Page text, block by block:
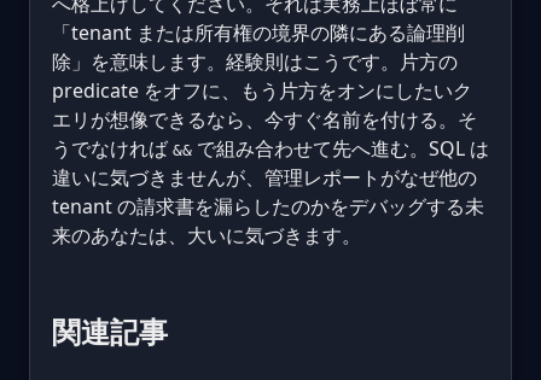
「tenant または所有権の境界の隣にある論理削
除」を意味します。経験則はこうです。片方の
predicate をオフに、もう片方をオンにしたいク
エリが想像できるなら、今すぐ名前を付ける。そ
うでなければ && で組み合わせて先へ進む。SQL は
違いに気づきませんが、管理レポートがなぜ他の
tenant の請求書を漏らしたのかをデバッグする未
来のあなたは、大いに気づきます。
関連記事